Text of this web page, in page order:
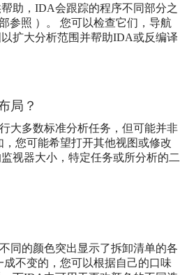
助， IDA会跟踪的程序不同部分之
参照 ）。 您可以检查它们，导航
扩大分析范围并帮助IDA或反编译
局？
大多数标准分析任务，但可能并非
您可能希望打开其他视图或修改
视器大小，特定任务或所分析的二
同的颜色突出显示了拆卸清单的各
不变的，您可以根据自己的口味